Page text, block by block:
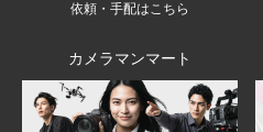
依頼・手配はこちら
カメラマンマート